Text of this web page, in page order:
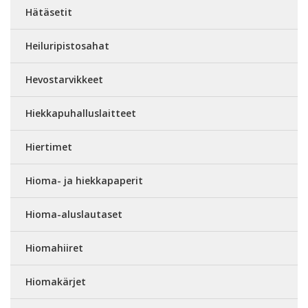
Hätäsetit
Heiluripistosahat
Hevostarvikkeet
Hiekkapuhalluslaitteet
Hiertimet
Hioma- ja hiekkapaperit
Hioma-aluslautaset
Hiomahiiret
Hiomakärjet